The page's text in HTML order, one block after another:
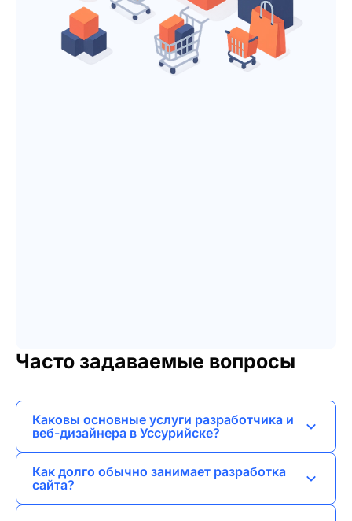
Часто задаваемые вопросы
Каковы основные услуги разработчика и
веб-дизайнера в Уссурийске?
созданию лендингов, сайтов-визиток,
Как долго обычно занимает разработка
сайта?